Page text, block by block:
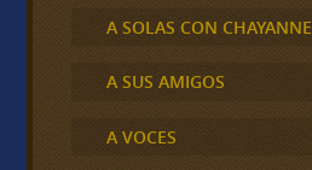
A SOLAS CON CHAYANNE
A SUS AMIGOS
A VOCES